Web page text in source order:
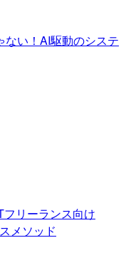
ない！AI駆動のシステ
フリーランス向け
メソッド